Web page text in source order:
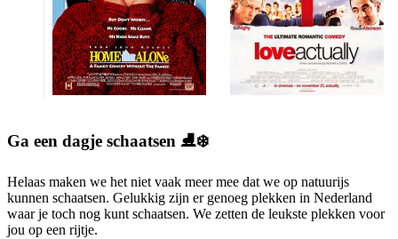
Ga een dagje schaatsen ⛸️❄️
Helaas maken we het niet vaak meer mee dat we op natuurijs
kunnen schaatsen. Gelukkig zijn er genoeg plekken in Nederland
waar je toch nog kunt schaatsen. We zetten de leukste plekken voor
jou op een rijtje.